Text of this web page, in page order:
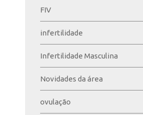
FIV
infertilidade
Infertilidade Masculina
Novidades da área
ovulação